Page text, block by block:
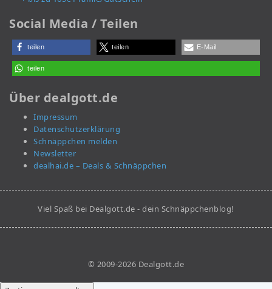
Social Media / Teilen
teilen teilen E-Mail
teilen
Über dealgott.de
Impressum
Datenschutzerklärung
Schnäppchen melden
Newsletter
dealhai.de – Deals & Schnäppchen
Viel Spaß bei Dealgott.de - dein Schnäppchenblog!
© 2009-2026 Dealgott.de